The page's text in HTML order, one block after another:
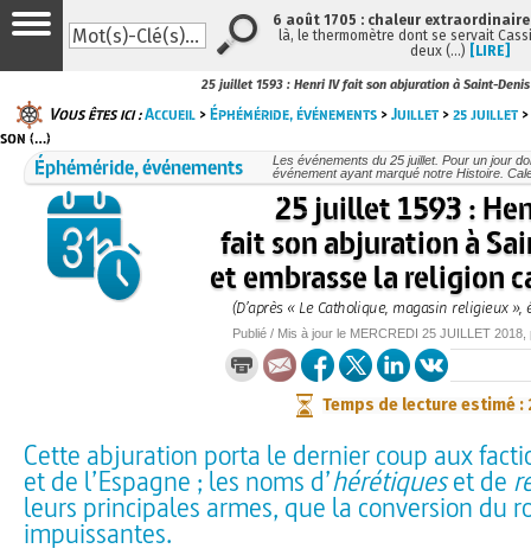
25 juillet 1593 : Henri IV fait son abjuration à Saint-Denis
Vous êtes ici :Accueil >Éphéméride, événements >Juillet >25 juillet
son (…)
Éphéméride, événements
Les événements du 25 juillet. Pour un jour
événement ayant marqué notre Histoire.
25 juillet 1593 :
fait son abjuration à
et embrasse la religion
(D’après « Le Catholique, magasin religieux »,
Publié / Mis à jour le MERCREDI 25 JUILLET 2018,
Temps de lecture estimé :
Cette abjuration porta le dernier coup aux
et de l’Espagne ; les noms d’hérétiqueset de
leurs principales armes, que la conversion du
impuissantes.
6 août 1705 : chaleur
là, le thermomètre dont se servait
deux (…) [LIRE]